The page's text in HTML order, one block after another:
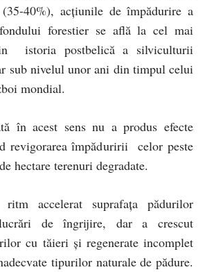
40%), acţiunile de împădurire a
forestier se află la cel mai
istoria postbelică a silviculturii
sub nivelul unor ani din timpul celui
mondial.
în acest sens nu a produs efecte
revigorarea împăduririi celor peste
hectare terenuri degradate.
accelerat suprafaţa pădurilor
de îngrijire, dar a crescut
cu tăieri şi regenerate incomplet
tipurilor naturale de pădure.